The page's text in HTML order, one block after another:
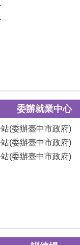
委辦就業中心
(委辦臺中市政府)
(委辦臺中市政府)
(委辦臺中市政府)